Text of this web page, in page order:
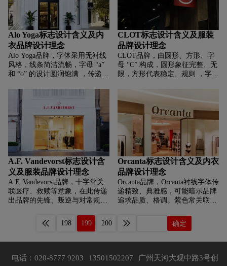
Alo Yoga标志设计含义及内
衣品牌设计理念
Alo Yoga品牌，‌‌‌字体采用无衬线
风格，线条简洁流畅，字母 “a”
和 “o” 的设计圆润饱满 ，传递出
靠的感觉，象征着品牌产品在品
质上的稳定性和耐用性，契合运
动服饰需要经受各种运动考验的
特性。
CLOT标志设计含义及服装
品牌设计理念
CLOT品牌，‌‌‌由圆形、方形、字
母 “C” 构成，圆形象征完整、无
限，方形代表稳定、规则 ，字母
的基础与无限的发展潜力，以及
独特的品牌个性。设计简约且富
有现代感，给人一种简洁、大
气、专业的印象 ， 可能适用于
时尚、科技、设计等领域的品
牌。
A.F. Vandevorst标志设计含
义及服装品牌设计理念
A.F. Vandevorst品牌，‌‌‌十字常关
联医疗、救赎等意象，在此传递
出品牌的先锋、叛逆与对常规时
义、暗黑先锋的设计风格。依靠
十字的独特性与文字的力量感，
界追求小众、深度与概念化表
Orcanta标志设计含义及内衣
品牌设计理念
Orcanta品牌，‌‌‌Orcanta衬线字体传
递精致、典雅感，可能暗示品牌
追求品质、格调。紫色常关联高
位与气质。
198 199 200 确定
电话：020-8777 9203 13501502207 广州天河大观中路3号创